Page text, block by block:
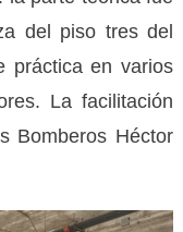
del piso tres del
práctica en varios
La facilitación
Bomberos Héctor